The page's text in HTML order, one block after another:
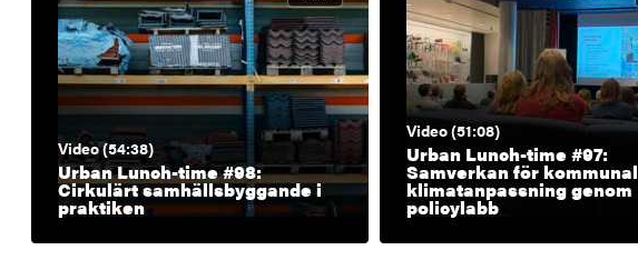
Video (54:38)
Urban Lunch-time #98:
Cirkulärt samhällsbyggande i
praktiken
Video (51:08)
Urban Lunch-time #97:
Samverkan för kommunal
klimatanpassning genom
policylabb